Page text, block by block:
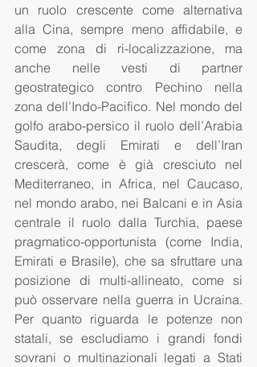
un ruolo crescente come alternativa
alla Cina, sempre meno affidabile, e
come zona di ri-localizzazione, ma
anche nelle vesti di partner
geostrategico contro Pechino nella
zona dell’Indo-Pacifico. Nel mondo del
golfo arabo-persico il ruolo dell’Arabia
Saudita, degli Emirati e dell’Iran
crescerà, come è già cresciuto nel
Mediterraneo, in Africa, nel Caucaso,
nel mondo arabo, nei Balcani e in Asia
centrale il ruolo dalla Turchia, paese
pragmatico-opportunista (come India,
Emirati e Brasile), che sa sfruttare una
posizione di multi-allineato, come si
può osservare nella guerra in Ucraina.
Per quanto riguarda le potenze non
statali, se escludiamo i grandi fondi
sovrani o multinazionali legati a Stati